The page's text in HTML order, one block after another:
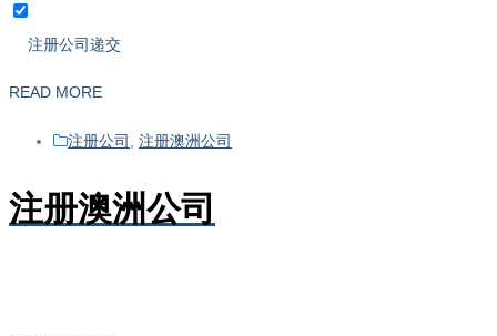
READ MORE
注册公司 , 注册澳洲公司
注册澳洲公司